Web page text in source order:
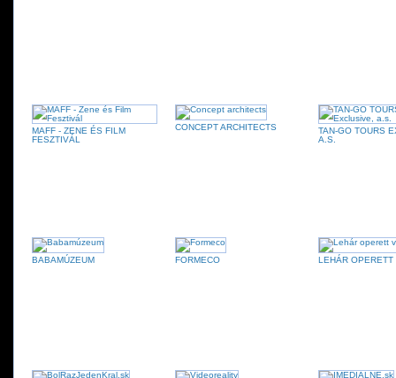
MAFF - ZENE ÉS FILM
FESZTIVÁL
CONCEPT ARCHITECTS
TAN-GO TOURS
A.S.
BABAMÚZEUM FORMECO LEHÁR OPERETT